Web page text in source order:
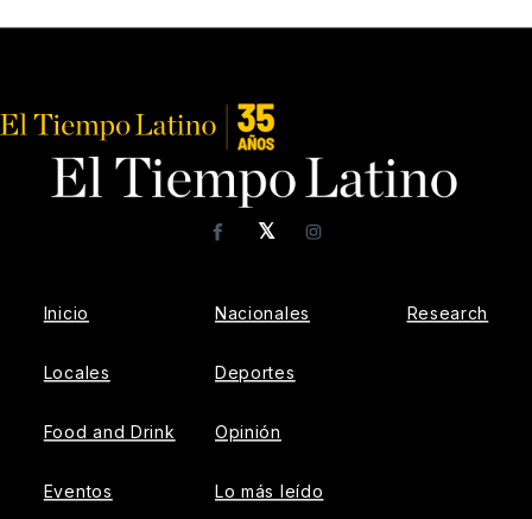
𝕏
FacebookInstagram
Inicio
Locales
Food and Drink
Eventos
Nacionales
Deportes
Opinión
Lo más leído
Research